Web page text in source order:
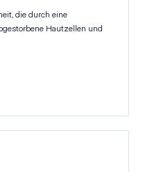
die durch eine
Hautzellen und